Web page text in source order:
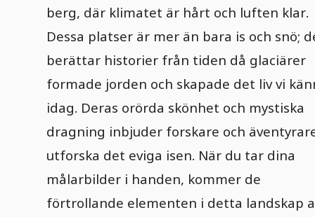
berg, där klimatet är hårt och luften klar.
Dessa platser är mer än bara is och snö;
berättar historier från tiden då glaciärer
formade jorden och skapade det liv vi
idag. Deras orörda skönhet och mystiska
dragning inbjuder forskare och
utforska det eviga isen. När du tar dina
målarbilder i handen, kommer de
förtrollande elementen i detta landskap